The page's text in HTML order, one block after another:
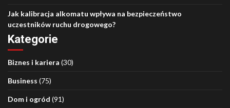
Jak kalibracja alkomatu wpływa na bezpieczeństwo
uczestników ruchu drogowego?
Kategorie
Biznes i kariera (30)
Business (75)
Dom i ogród (91)